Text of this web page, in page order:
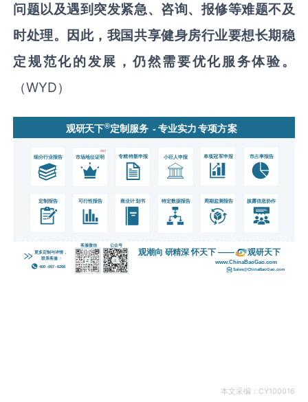
问题以及遇到突发紧急、咨询、报修等难题不及
时处理。因此，我国共享健身房行业要想长期稳
定规范化的发展，仍然需要优化服务体验。
（WYD）
本文采编：CY100016